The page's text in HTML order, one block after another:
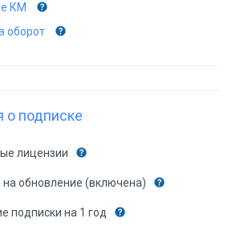
КМ
оборот
подписке
лицензии
на обновление (включена)
подписки на 1 год